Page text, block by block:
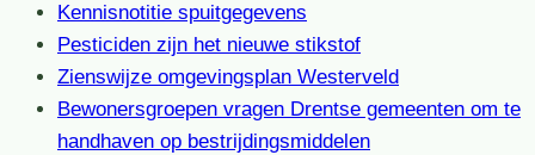
Kennisnotitie spuitgegevens
Pesticiden zijn het nieuwe stikstof
Zienswijze omgevingsplan Westerveld
Bewonersgroepen vragen Drentse gemeenten om te
handhaven op bestrijdingsmiddelen